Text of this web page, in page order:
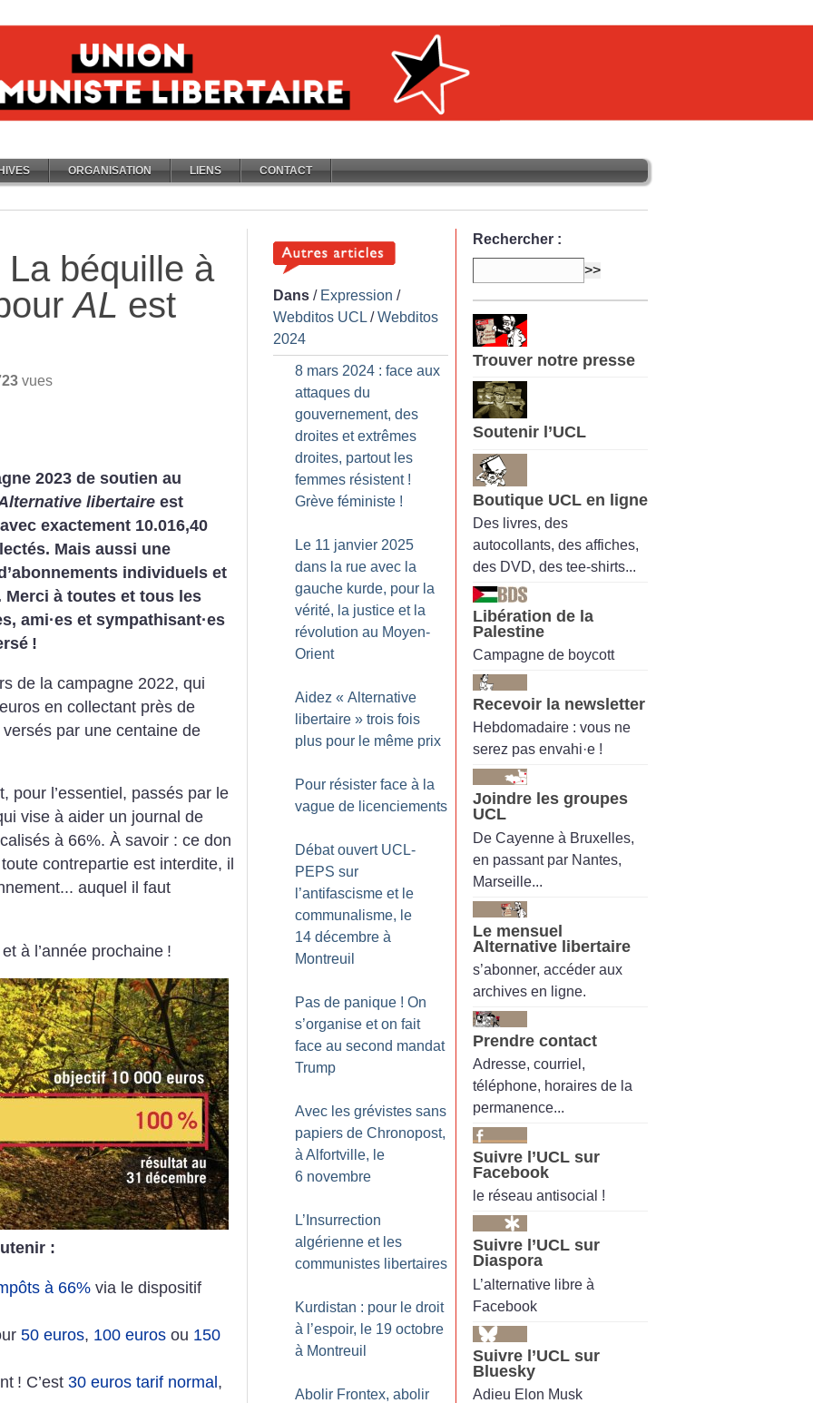
ORGANISATION LIENS CONTACT
La béquille à
AL est
vues
2023 de soutien au
libertaire est
exactement 10.016,40
Mais aussi une
individuels et
à toutes et tous les
ami·es et sympathisant·es
!
de la campagne 2022, qui
en collectant près de
par une centaine de
pour l’essentiel, passés par le
vise à aider un journal de
à 66%. À savoir : ce don
contrepartie est interdite, il
auquel il faut
à l’année prochaine !
:
à 66% via le dispositif
50 euros, 100 euros ou 150
! C’est30 euros tarif normal,
Dans / Expression /
Webditos UCL /Webditos
2024
8 mars 2024 : face aux
attaques du
gouvernement, des
droites et extrêmes
droites, partout les
femmes résistent !
Grève féministe !
Le 11 janvier 2025
dans la rue avec la
gauche kurde, pour la
vérité, la justice et la
révolution au Moyen-
Orient
Aidez « Alternative
libertaire » trois fois
plus pour le même prix
Pour résister face à la
vague de licenciements
Débat ouvert UCL-
PEPS sur
l’antifascisme et le
communalisme, le
14 décembre à
Montreuil
Pas de panique ! On
s’organise et on fait
face au second mandat
Trump
Avec les grévistes sans
papiers de Chronopost,
à Alfortville, le
6 novembre
L’Insurrection
algérienne et les
communistes libertaires
Kurdistan : pour le droit
à l’espoir, le 19 octobre
à Montreuil
Abolir Frontex, abolir
Rechercher :
Trouver notre presse
Soutenir l’UCL
Boutique UCL en ligne
Des livres, des
autocollants, des affiches,
des DVD, des tee-shirts...
Libération de la
Palestine
Campagne de boycott
Recevoir la newsletter
Hebdomadaire : vous ne
serez pas envahi·e !
Joindre les groupes
UCL
De Cayenne à Bruxelles,
en passant par Nantes,
Marseille...
Le mensuel
Alternative libertaire
s’abonner, accéder aux
archives en ligne.
Prendre contact
Adresse, courriel,
téléphone, horaires de la
permanence...
Suivre l’UCL sur
Facebook
le réseau antisocial !
Suivre l’UCL sur
Diaspora
L’alternative libre à
Facebook
Suivre l’UCL sur
Bluesky
Adieu Elon Musk